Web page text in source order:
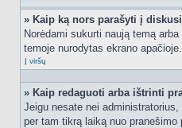
» Kaip ką nors parašyti į
Norėdami sukurti naują temą
temoje nurodytas ekrano
Į viršų
» Kaip redaguoti arba ištrinti
Jeigu nesate nei
per tam tikrą laiką nuo